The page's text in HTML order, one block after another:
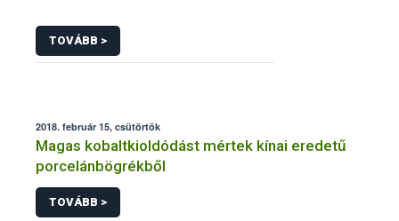
TOVÁBB >
2018. február 15, csütörtök
Magas kobaltkioldódást mértek kínai eredetű
porcelánbögrékből
TOVÁBB >